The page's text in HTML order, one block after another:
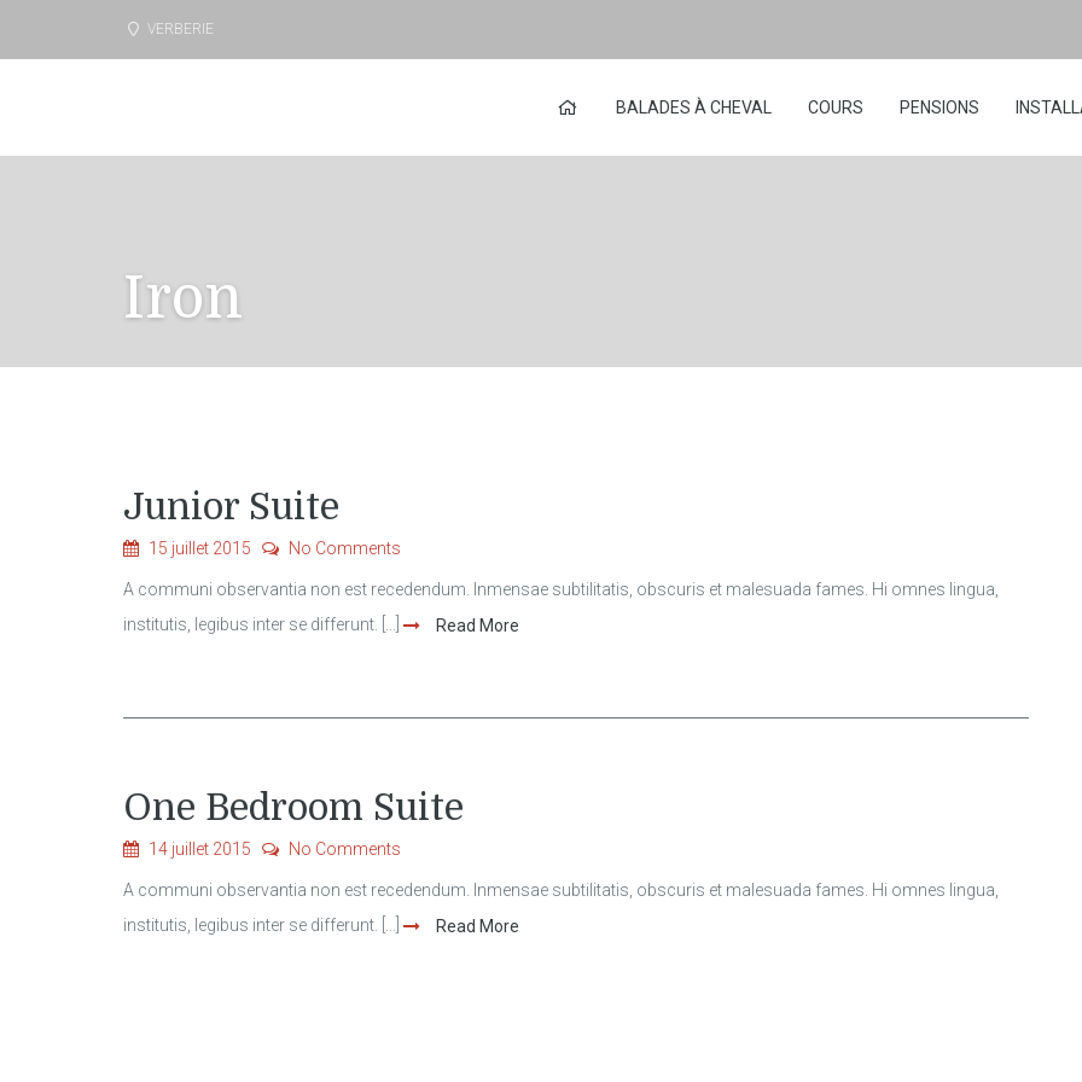
VERBERIE
BALADES À CHEVAL COURS PENSIONS
Iron
Junior Suite
15 juillet 2015 No Comments
A communi observantia non est recedendum. Inmensae subtilitatis, obscuris et malesuada fames. Hi omnes lingua,
institutis, legibus inter se differunt. [...]
Read More
One Bedroom Suite
14 juillet 2015 No Comments
A communi observantia non est recedendum. Inmensae subtilitatis, obscuris et malesuada fames. Hi omnes lingua,
institutis, legibus inter se differunt. [...]
Read More